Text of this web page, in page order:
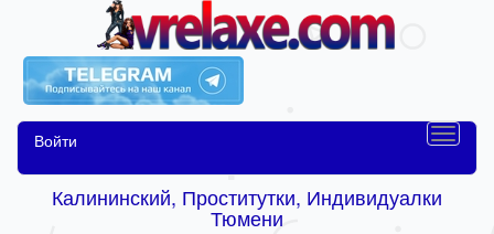
Войти
Калининский, Проститутки, Индивидуалки
Тюмени